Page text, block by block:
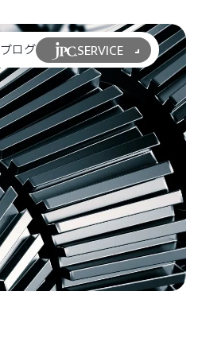
ブログ SERVICE